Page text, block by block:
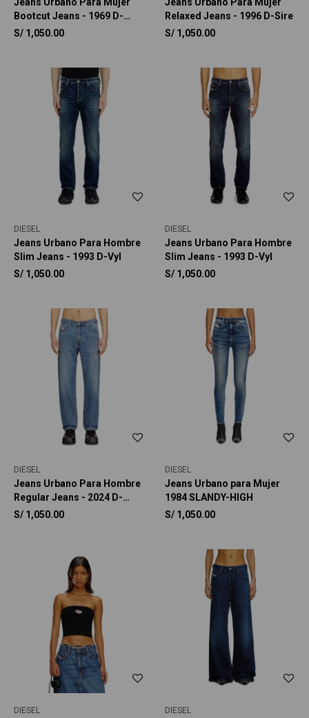
Bootcut Jeans - 1969 D-
Ebbey
S/ 1,050.00
Relaxed Jeans - 1996 D-Sire
S/ 1,050.00
DIESEL
Jeans Urbano Para Hombre
Slim Jeans - 1993 D-Vyl
S/ 1,050.00
DIESEL
Jeans Urbano Para Hombre
Slim Jeans - 1993 D-Vyl
S/ 1,050.00
DIESEL
Jeans Urbano Para Hombre
Regular Jeans - 2024 D-
Macs
S/ 1,050.00
DIESEL
Jeans Urbano para Mujer
1984 SLANDY-HIGH
S/ 1,050.00
DIESEL DIESEL